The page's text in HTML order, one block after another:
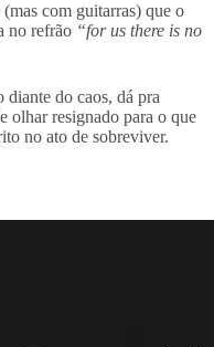
com guitarras) que o
no refrão “for us there is no
diante do caos, dá pra
olhar resignado para o que
no ato de sobreviver.